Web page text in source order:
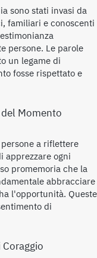
sono stati invasi da
familiari e conoscenti
persone. Le parole
un legame di
fosse rispettato e
Momento
a riflettere
apprezzare ogni
promemoria che la
abbracciare
l'opportunità. Queste
di